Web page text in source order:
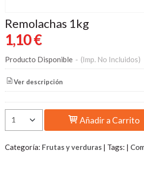
Remolachas 1kg
1,10 €
Producto Disponible - (Imp. No Incluidos)
Ver descripción
Añadir a Carrito
Categoría: Frutas y verduras | Tags: |